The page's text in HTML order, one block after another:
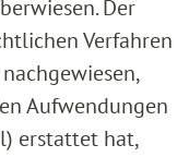
Der
Verfahren
Aufwendungen
erstattet hat,